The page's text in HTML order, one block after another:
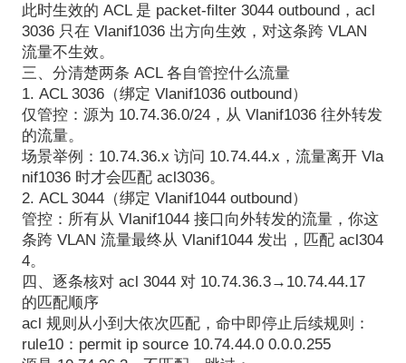
此时生效的 ACL 是 packet-filter 3044 outbound，acl
3036 只在 Vlanif1036 出方向生效，对这条跨 VLAN
流量不生效。
三、分清楚两条 ACL 各自管控什么流量
1. ACL 3036（绑定 Vlanif1036 outbound）
仅管控：源为 10.74.36.0/24，从 Vlanif1036 往外转发
的流量。
场景举例：10.74.36.x 访问 10.74.44.x，流量离开 Vla
nif1036 时才会匹配 acl3036。
2. ACL 3044（绑定 Vlanif1044 outbound）
管控：所有从 Vlanif1044 接口向外转发的流量，你这
条跨 VLAN 流量最终从 Vlanif1044 发出，匹配 acl304
4。
四、逐条核对 acl 3044 对 10.74.36.3→10.74.44.17
的匹配顺序
acl 规则从小到大依次匹配，命中即停止后续规则：
rule10：permit ip source 10.74.44.0 0.0.0.255